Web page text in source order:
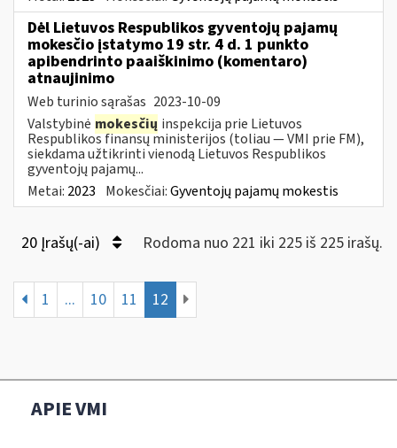
Dėl Lietuvos Respublikos gyventojų pajamų
mokesčio įstatymo 19 str. 4 d. 1 punkto
apibendrinto paaiškinimo (komentaro)
atnaujinimo
Web turinio sąrašas 2023-10-09
Valstybinė mokesčių inspekcija prie Lietuvos
Respublikos finansų ministerijos (toliau — VMI prie FM),
siekdama užtikrinti vienodą Lietuvos Respublikos
gyventojų pajamų...
Metai: 2023 Mokesčiai:Gyventojų pajamų mokestis
20 Įrašų(-ai) Rodoma nuo 221 iki 225 iš 225 irašų.
1 ... 10 11 12
APIE VMI